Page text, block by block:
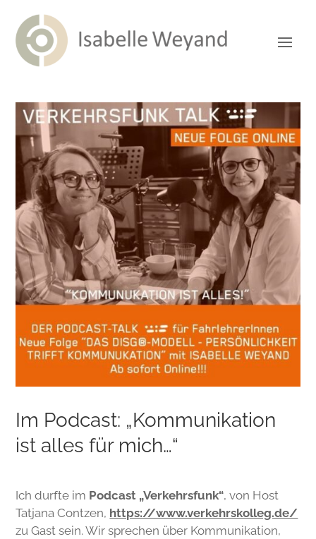
Im Podcast: „Kommunikation
ist alles für mich…“
Ich durfte im Podcast „Verkehrsfunk“, von Host
Tatjana Contzen, https://www.verkehrskolleg.de/
zu Gast sein. Wir sprechen über Kommunikation,